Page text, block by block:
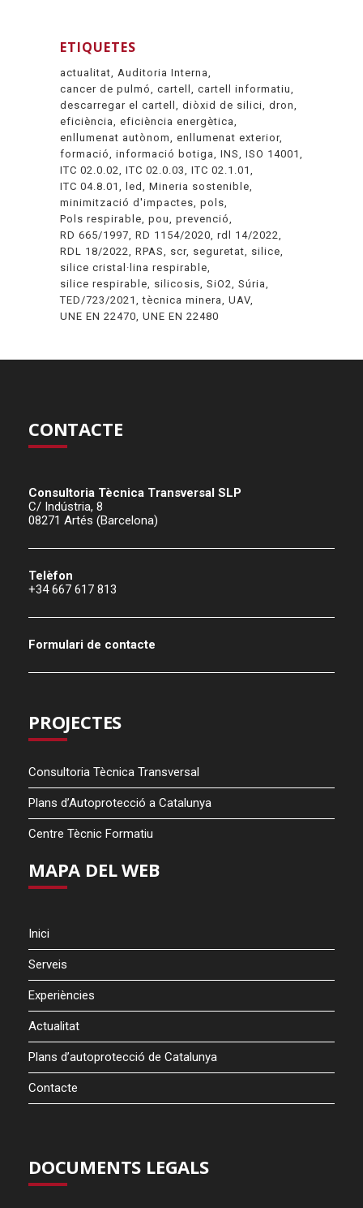
ETIQUETES
actualitat
Auditoria Interna
cancer de pulmó
cartell
cartell informatiu
descarregar el cartell
diòxid de silici dron
eficiència
eficiència energètica
enllumenat autònom
enllumenat exterior
formació
informació botiga INS
ISO 14001
ITC 02.0.02
ITC 02.0.03
ITC 02.1.01
ITC 04.8.01
led
Mineria sostenible
minimització d'impactes pols
Pols respirable pou
prevenció
RD 665/1997 RD 1154/2020 rdl 14/2022
RDL 18/2022
RPAS scr seguretat
silice
silice cristal·lina respirable
silice respirable
silicosis SiO2
Súria
TED/723/2021
tècnica minera
UAV
UNE EN 22470 UNE EN 22480
CONTACTE
Consultoria Tècnica Transversal SLP
C/ Indústria, 8
08271 Artés (Barcelona)
Telèfon
+34 667 617 813
Formulari de contacte
PROJECTES
Consultoria Tècnica Transversal
Plans d’Autoprotecció a Catalunya
Centre Tècnic Formatiu
MAPA DEL WEB
Inici
Serveis
Experiències
Actualitat
Plans d’autoprotecció de Catalunya
Contacte
DOCUMENTS LEGALS